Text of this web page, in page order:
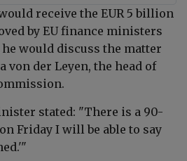
receive the EUR 5 billion
by EU finance ministers
would discuss the matter
von der Leyen, the head of
stated: "There is a 90-
Friday I will be able to say